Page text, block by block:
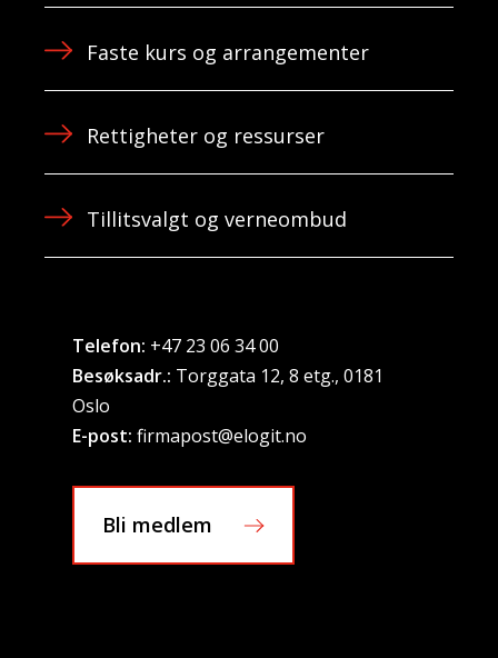
Faste kurs og arrangementer
Rettigheter og ressurser
Tillitsvalgt og verneombud
Telefon: +47 23 06 34 00
Besøksadr.: Torggata 12, 8 etg., 0181
Oslo
E-post: firmapost@elogit.no
Bli medlem